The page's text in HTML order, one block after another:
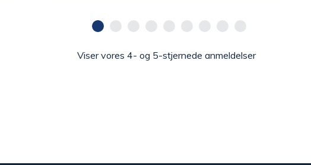
Viser vores 4- og 5-stjernede anmeldelser